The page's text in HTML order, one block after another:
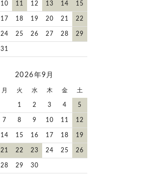
10 11 12 13 14 15
17 18 19 20 21 22
24 25 26 27 28 29
31
2026年9月
月 火 水 木 金 土
1 2 3 4 5
7 8 9 10 11 12
14 15 16 17 18 19
21 22 23 24 25 26
28 29 30